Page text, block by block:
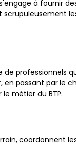
à fournir
passant par
métier du BTP.
coordonnent